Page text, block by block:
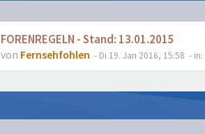
FORENREGELN - Stand: 13.01.2015
von Fernsehfohlen - Di 19. Jan 2016, 15:58 - in: